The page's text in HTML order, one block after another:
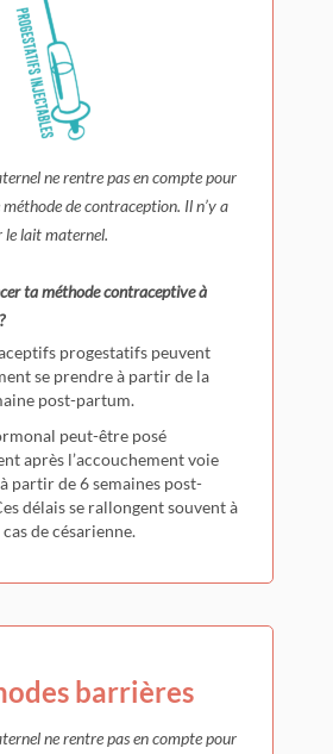
ne rentre pas en compte pour
de contraception. Il n’y a
le lait maternel.
ta méthode contraceptive à
progestatifs peuvent
se prendre à partir de la
post-partum.
peut-être posé
après l’accouchement voie
partir de 6 semaines post-
délais se rallongent souvent à
de césarienne.
barrières
ne rentre pas en compte pour